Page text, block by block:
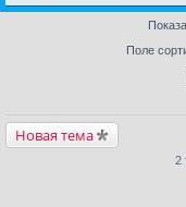
Поле
Новая тема
2